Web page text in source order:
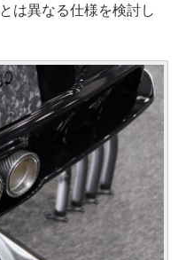
は異なる仕様を検討し